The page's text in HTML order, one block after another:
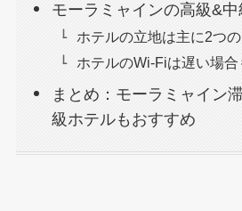
モーラミャインの高級&
ホテルの立地は主に2つ
ホテルのWi-Fiは遅い場合
まとめ：モーラミャイン
級ホテルもおすすめ